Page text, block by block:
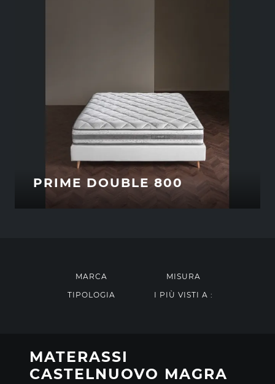
PRIME DOUBLE 800
MARCA
MISURA
TIPOLOGIA
I PIÙ VISTI A :
MATERASSI
CASTELNUOVO MAGRA